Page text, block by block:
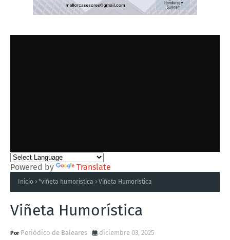
Powered by Translate
Inicio *viñeta humoristica Viñeta Humorística
Viñeta Humorística
Periódico de Baleares diciembre 03, 2025